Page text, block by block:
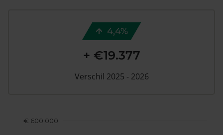
€ 600.000
4,4%
+ €19.377
Verschil 2025 - 2026